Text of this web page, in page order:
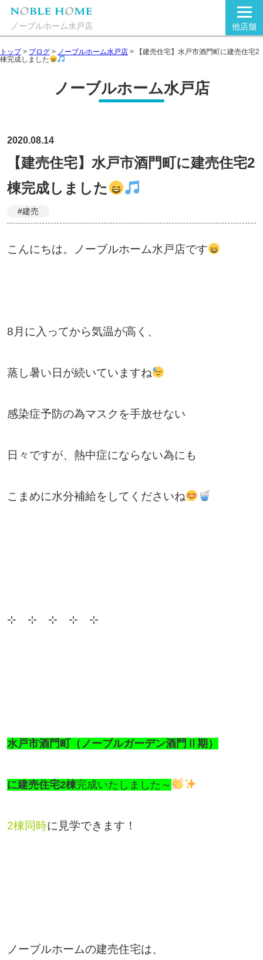
ノーブルホーム水戸店 他店舗
トップ> ブログ > ノーブルホーム水戸店 >
【建売住宅】水戸市酒門町に建売住宅2
棟完成しました
ノーブルホーム水戸店
2020.08.14
【建売住宅】水戸市酒門町に建売住宅2
棟完成しました
#建売
こんにちは。ノーブルホーム水戸店です
8月に入ってから気温が高く、
蒸し暑い日が続いていますね
感染症予防の為マスクを手放せない
日々ですが、熱中症にならない為にも
こまめに水分補給をしてくださいね
⊹ ⊹ ⊹ ⊹ ⊹
水戸市酒門町（ノーブルガーデン酒門Ⅱ期）
に建売住宅2棟完成いたしました～
2棟同時に見学できます！
ノーブルホームの建売住宅は、